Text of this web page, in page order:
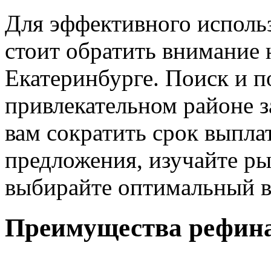
Для эффективного
стоит обратить
Екатеринбурге. Поиск и
привлекательном
вам сократить срок
предложения, изучайте
выбирайте оптимальный
Преимущества